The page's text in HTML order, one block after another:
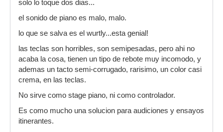
solo lo toque dos dias...
el sonido de piano es malo, malo.
lo que se salva es el wurtly...esta genial!
las teclas son horribles, son semipesadas, pero ahi no
acaba la cosa, tienen un tipo de rebote muy incomodo, y
ademas un tacto semi-corrugado, rarisimo, un color casi
crema, en las teclas.
No sirve como stage piano, ni como controlador.
Es como mucho una solucion para audiciones y ensayos
itinerantes.